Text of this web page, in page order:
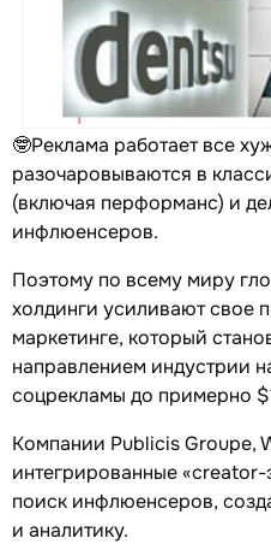
🤓Реклама работает все
разочаровываются в
(включая перформанс) и
инфлюенсеров.
Поэтому по всему миру
холдинги усиливают свое
маркетинге, который
направлением индустрии
соцрекламы до примерно
Компании Publicis Groupe,
интегрированные
поиск инфлюенсеров,
и аналитику.